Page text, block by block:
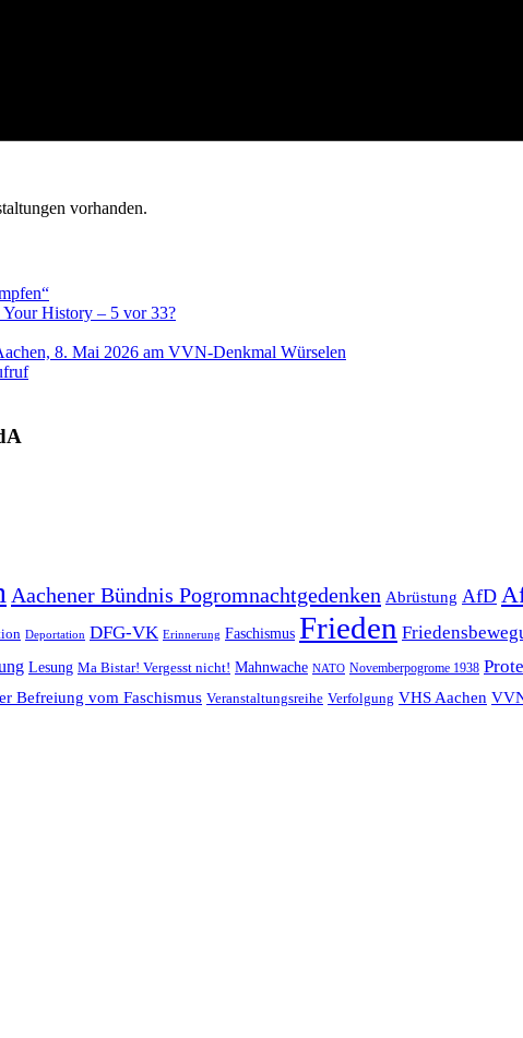
vorhanden.
History – 5 vor 33?
8. Mai 2026 am VVN-Denkmal Würselen
Aachener Bündnis Pogromnachtgedenken Abrüstung AfD
Deportation DFG-VK Erinnerung Faschismus Frieden
Lesung Ma Bistar! Vergesst nicht! Mahnwache NATO Novemberpogrome 1938
Befreiung vom Faschismus Veranstaltungsreihe Verfolgung VHS Aachen